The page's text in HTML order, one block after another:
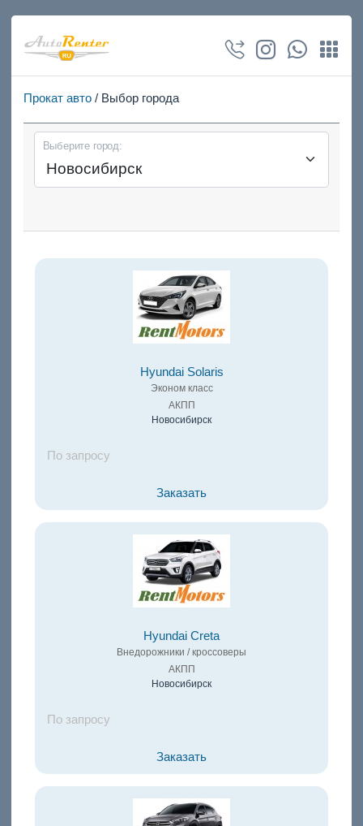
Прокат авто/ Выбор города
Выберите город:
Hyundai Solaris
Эконом класс
АКПП
Новосибирск
По запросу
Заказать
Hyundai Creta
Внедорожники / кроссоверы
АКПП
Новосибирск
По запросу
Заказать